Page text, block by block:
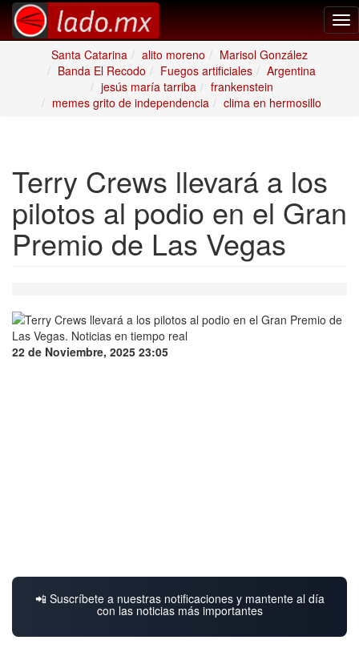
Santa Catarina
alito moreno
Marisol González
Banda El Recodo
Fuegos artificiales
Argentina
jesús maría tarriba
frankenstein
memes grito de independencia
clima en hermosillo
Terry Crews llevará a los
pilotos al podio en el Gran
Premio de Las Vegas
22 de Noviembre, 2025 23:05
📲 Suscríbete a nuestras notificaciones y mantente al día
con las noticias más importantes